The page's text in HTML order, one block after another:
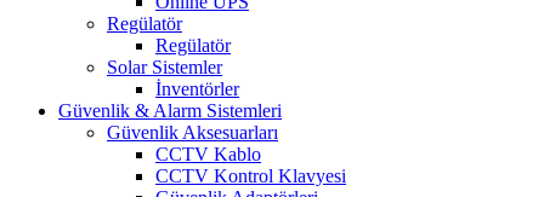
Regülatör
Regülatör
Solar Sistemler
İnventörler
Güvenlik & Alarm Sistemleri
Güvenlik Aksesuarları
CCTV Kablo
CCTV Kontrol Klavyesi